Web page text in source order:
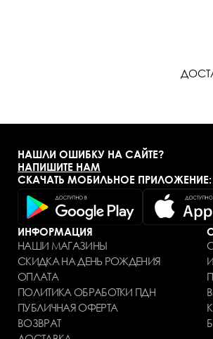
НАШЛИ ОШИБКУ НА САЙТЕ?
НАПИШИТЕ НАМ
СКАЧАТЬ МОБИЛЬНОЕ ПРИЛОЖЕНИЕ:
ИНФОРМАЦИЯ
НАШИ МАГАЗИНЫ
СКИДКА НА ДЕНЬ РОЖДЕНИЯ
ОПЛАТА
ПОЛИТИКА ОБРАБОТКИ ПДН
ПУБЛИЧНАЯ ОФЕРТА
ВОЗВРАТ